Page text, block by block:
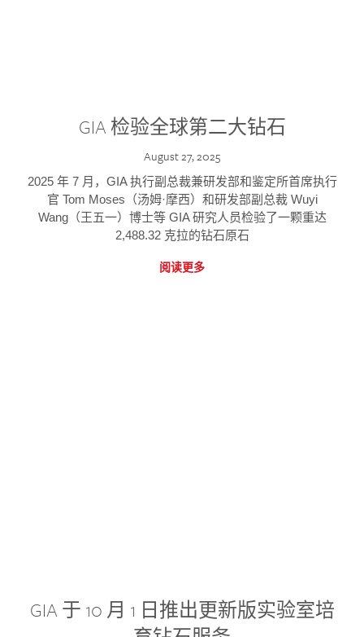
GIA 检验全球第二大钻石
August 27, 2025
2025 年 7 月，GIA 执行副总裁兼研发部和鉴定所首席执行
官 Tom Moses（汤姆·摩西）和研发部副总裁 Wuyi
Wang（王五一）博士等 GIA 研究人员检验了一颗重达
2,488.32 克拉的钻石原石
阅读更多
GIA 于 10 月 1 日推出更新版实验室培